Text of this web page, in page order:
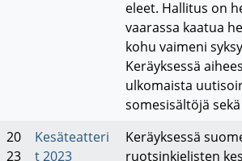
eleet. Hallitus on
vaarassa kaatua
kohu vaimeni
Keräyksessä
ulkomaista
somesisältöjä
20
23
Kesäteatteri
t 2023
Keräyksessä
ruotsinkielisten